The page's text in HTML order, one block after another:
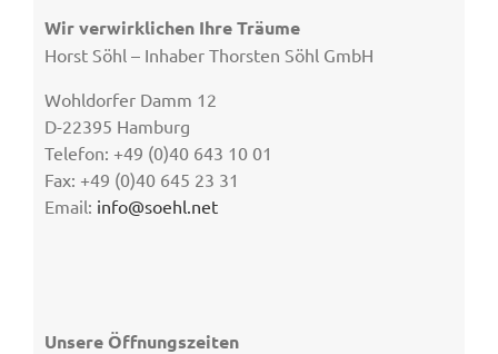
Wir verwirklichen Ihre Träume
Horst Söhl – Inhaber Thorsten Söhl GmbH
Wohldorfer Damm 12
D-22395 Hamburg
Telefon: +49 (0)40 643 10 01
Fax: +49 (0)40 645 23 31
Email: info@soehl.net
Unsere Öffnungszeiten